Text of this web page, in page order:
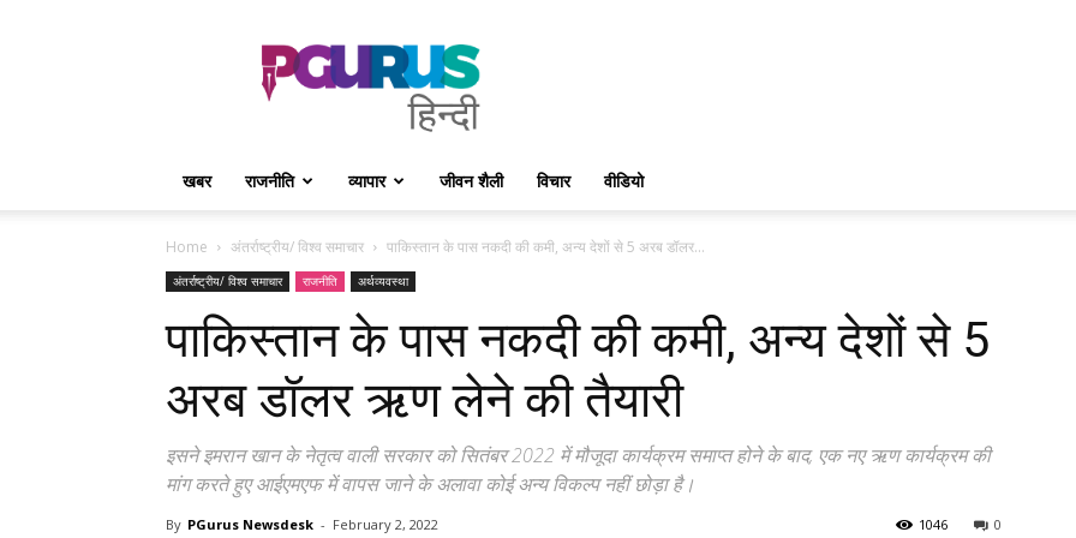
PGurus
Hindi
खबर राजनीति व्यापार जीवन शैली विचार वीडियो
Home अंतर्राष्ट्रीय/ विश्व समाचार पाकिस्तान के पास नकदी की कमी, अन्य देशों से 5 अरब डॉलर...
अंतर्राष्ट्रीय/ विश्व समाचार राजनीति अर्थव्यवस्था
पाकिस्तान के पास नकदी की कमी, अन्य देशों से 5
अरब डॉलर ऋण लेने की तैयारी
इसने इमरान खान के नेतृत्व वाली सरकार को सितंबर 2022 में मौजूदा कार्यक्रम समाप्त होने के बाद, एक नए ऋण कार्यक्रम की
मांग करते हुए आईएमएफ में वापस जाने के अलावा कोई अन्य विकल्प नहीं छोड़ा है।
By PGurus Newsdesk - February 2, 2022 0
1046